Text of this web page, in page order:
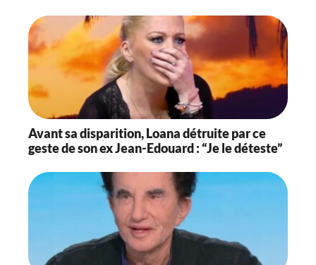
Avant sa disparition, Loana détruite par ce
geste de son ex Jean-Edouard : “Je le déteste”